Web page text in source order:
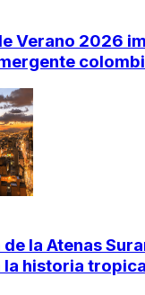
Verano 2026
de la Atenas
la historia